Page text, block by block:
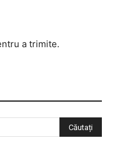
a trimite.